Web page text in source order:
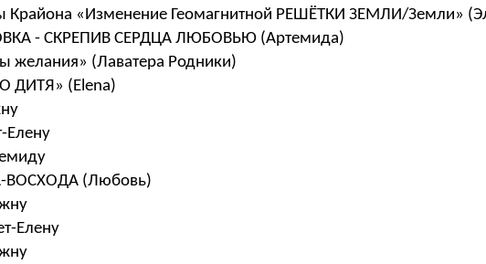
Крайона «Изменение Геомагнитной РЕШЁТКИ ЗЕМЛИ/Земли»
- СКРЕПИВ СЕРДЦА ЛЮБОВЬЮ (Артемида)
желания» (Лаватера Родники)
ДИТЯ» (Elena)
Елену
ВОСХОДА (Любовь)
Елену